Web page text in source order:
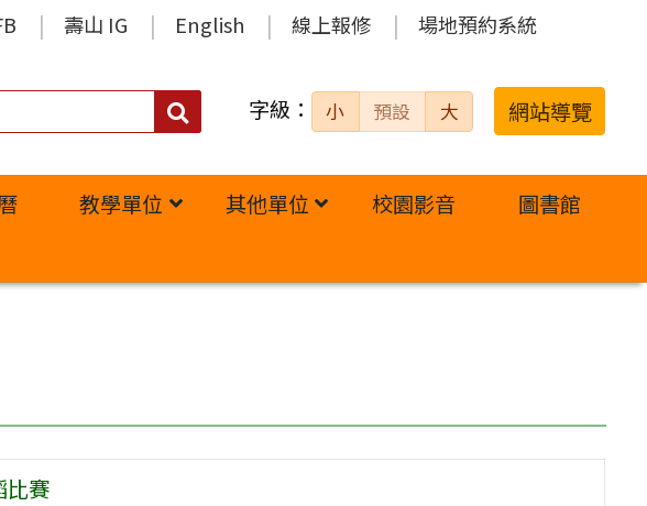
壽山 IG English 線上報修 場地預約系統
搜
字級： 小 預設 大 網站導覽
教學單位 其他單位 校園影音
圖書館
比賽